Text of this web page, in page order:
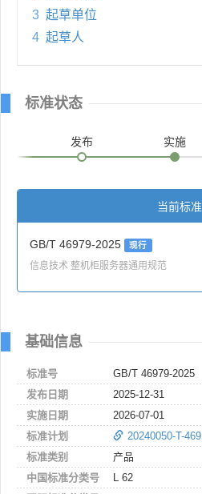
3 起草单位
4 起草人
标准状态
发布 实施
当前标准
GB/T 46979-2025 现行
信息技术 整机柜服务器通用规范
基础信息
标准号
GB/T 46979-2025
发布日期
2025-12-31
实施日期
2026-07-01
标准计划
20240050-T-469
标准类别
产品
中国标准分类号
L 62